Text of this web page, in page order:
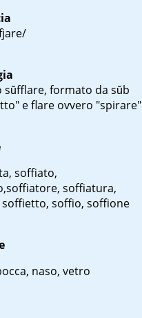
sŭfflare, formato da sŭb
eflare ovvero "spirare"
soffiato,
soffiatura,
soffio, soffione
naso, vetro